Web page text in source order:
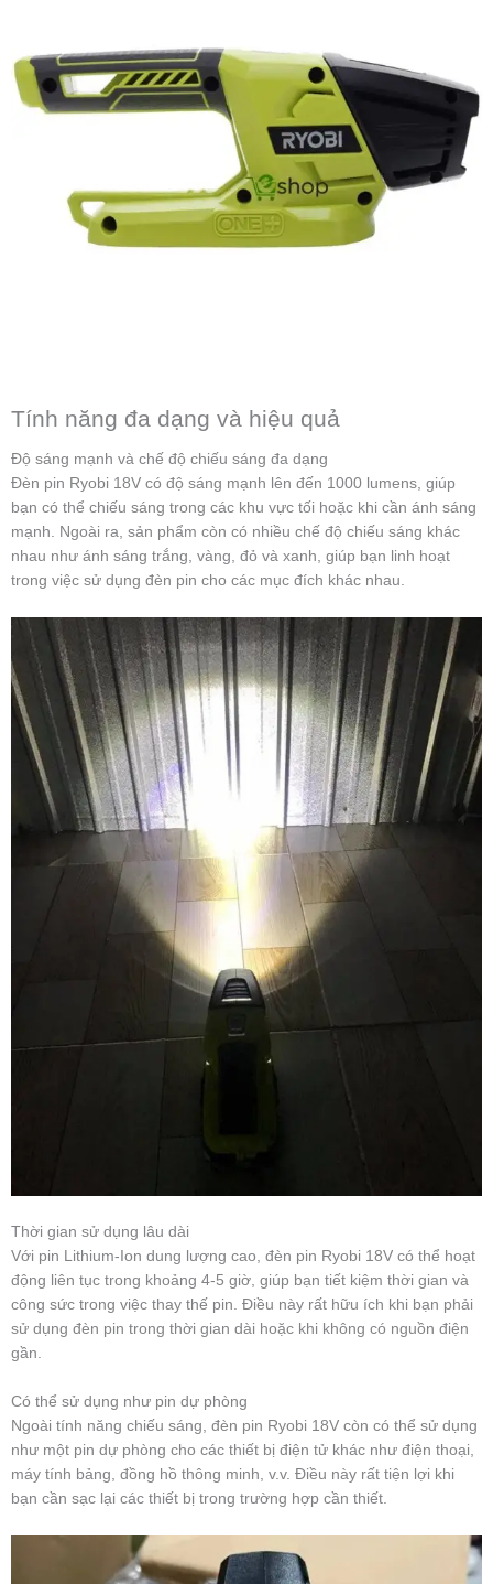
Tính năng đa dạng và hiệu quả
Độ sáng mạnh và chế độ chiếu sáng đa dạng
Đèn pin Ryobi 18V có độ sáng mạnh lên đến 1000 lumens, giúp
bạn có thể chiếu sáng trong các khu vực tối hoặc khi cần ánh sáng
mạnh. Ngoài ra, sản phẩm còn có nhiều chế độ chiếu sáng khác
nhau như ánh sáng trắng, vàng, đỏ và xanh, giúp bạn linh hoạt
trong việc sử dụng đèn pin cho các mục đích khác nhau.
Thời gian sử dụng lâu dài
Với pin Lithium-Ion dung lượng cao, đèn pin Ryobi 18V có thể hoạt
động liên tục trong khoảng 4-5 giờ, giúp bạn tiết kiệm thời gian và
công sức trong việc thay thế pin. Điều này rất hữu ích khi bạn phải
sử dụng đèn pin trong thời gian dài hoặc khi không có nguồn điện
gần.
Có thể sử dụng như pin dự phòng
Ngoài tính năng chiếu sáng, đèn pin Ryobi 18V còn có thể sử dụng
như một pin dự phòng cho các thiết bị điện tử khác như điện thoại,
máy tính bảng, đồng hồ thông minh, v.v. Điều này rất tiện lợi khi
bạn cần sạc lại các thiết bị trong trường hợp cần thiết.